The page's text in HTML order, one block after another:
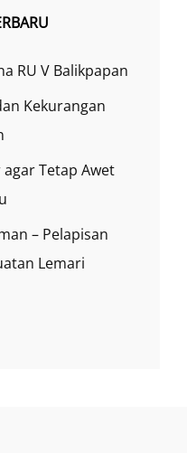
RU V Balikpapan
Kekurangan
Tetap Awet
– Pelapisan
Lemari